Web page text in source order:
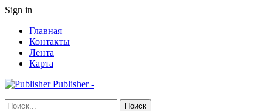
Sign in
Главная
Контакты
Лента
Карта
Publisher -